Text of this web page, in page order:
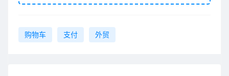
购物车 支付 外贸